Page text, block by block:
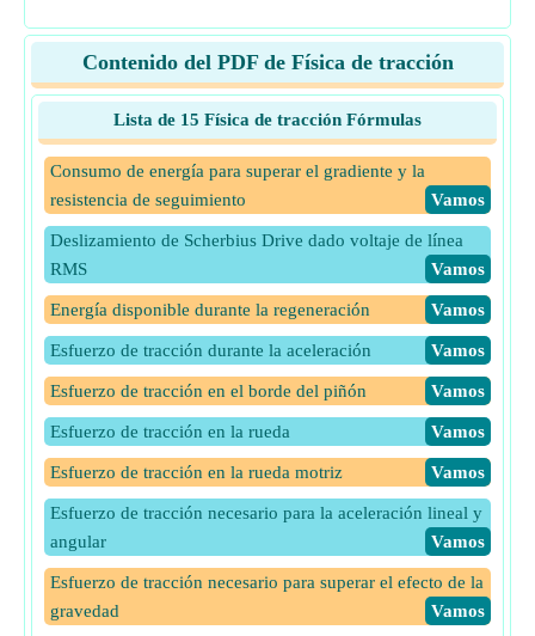
Contenido del PDF de Física de tracción
Lista de 15 Física de tracción Fórmulas
Consumo de energía para superar el gradiente y la
resistencia de seguimiento
​Vamos
Deslizamiento de Scherbius Drive dado voltaje de línea
RMS
​Vamos
Energía disponible durante la regeneración ​Vamos
Esfuerzo de tracción durante la aceleración ​Vamos
Esfuerzo de tracción en el borde del piñón ​Vamos
Esfuerzo de tracción en la rueda ​Vamos
Esfuerzo de tracción en la rueda motriz ​Vamos
Esfuerzo de tracción necesario para la aceleración lineal y
angular
​Vamos
Esfuerzo de tracción necesario para superar el efecto de la
gravedad
​Vamos